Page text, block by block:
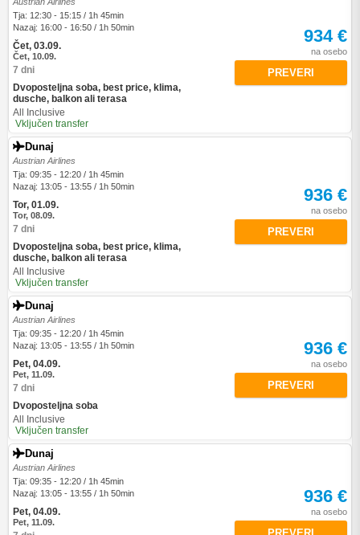
Tja: 12:30 - 15:15 / 1h 45min
Nazaj: 16:00 - 16:50 / 1h 50min
Čet, 03.09.
Čet, 10.09.
7 dni
Dvoposteljna soba, best price, klima,
dusche, balkon ali terasa
All Inclusive
Vključen transfer
934 €
na osebo
PREVERI
Dunaj
Austrian Airlines
Tja: 09:35 - 12:20 / 1h 45min
Nazaj: 13:05 - 13:55 / 1h 50min
Tor, 01.09.
Tor, 08.09.
7 dni
Dvoposteljna soba, best price, klima,
dusche, balkon ali terasa
All Inclusive
Vključen transfer
936 €
na osebo
PREVERI
Dunaj
Austrian Airlines
Tja: 09:35 - 12:20 / 1h 45min
Nazaj: 13:05 - 13:55 / 1h 50min
Pet, 04.09.
Pet, 11.09.
7 dni
Dvoposteljna soba
All Inclusive
Vključen transfer
936 €
na osebo
PREVERI
Dunaj
Austrian Airlines
Tja: 09:35 - 12:20 / 1h 45min
Nazaj: 13:05 - 13:55 / 1h 50min
Pet, 04.09.
Pet, 11.09.
936 €
na osebo